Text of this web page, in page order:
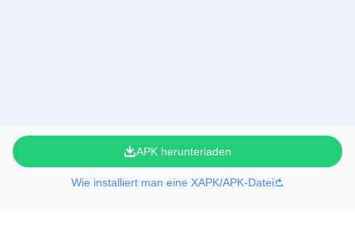
APK herunterladen
Wie installiert man eine XAPK/APK-Datei